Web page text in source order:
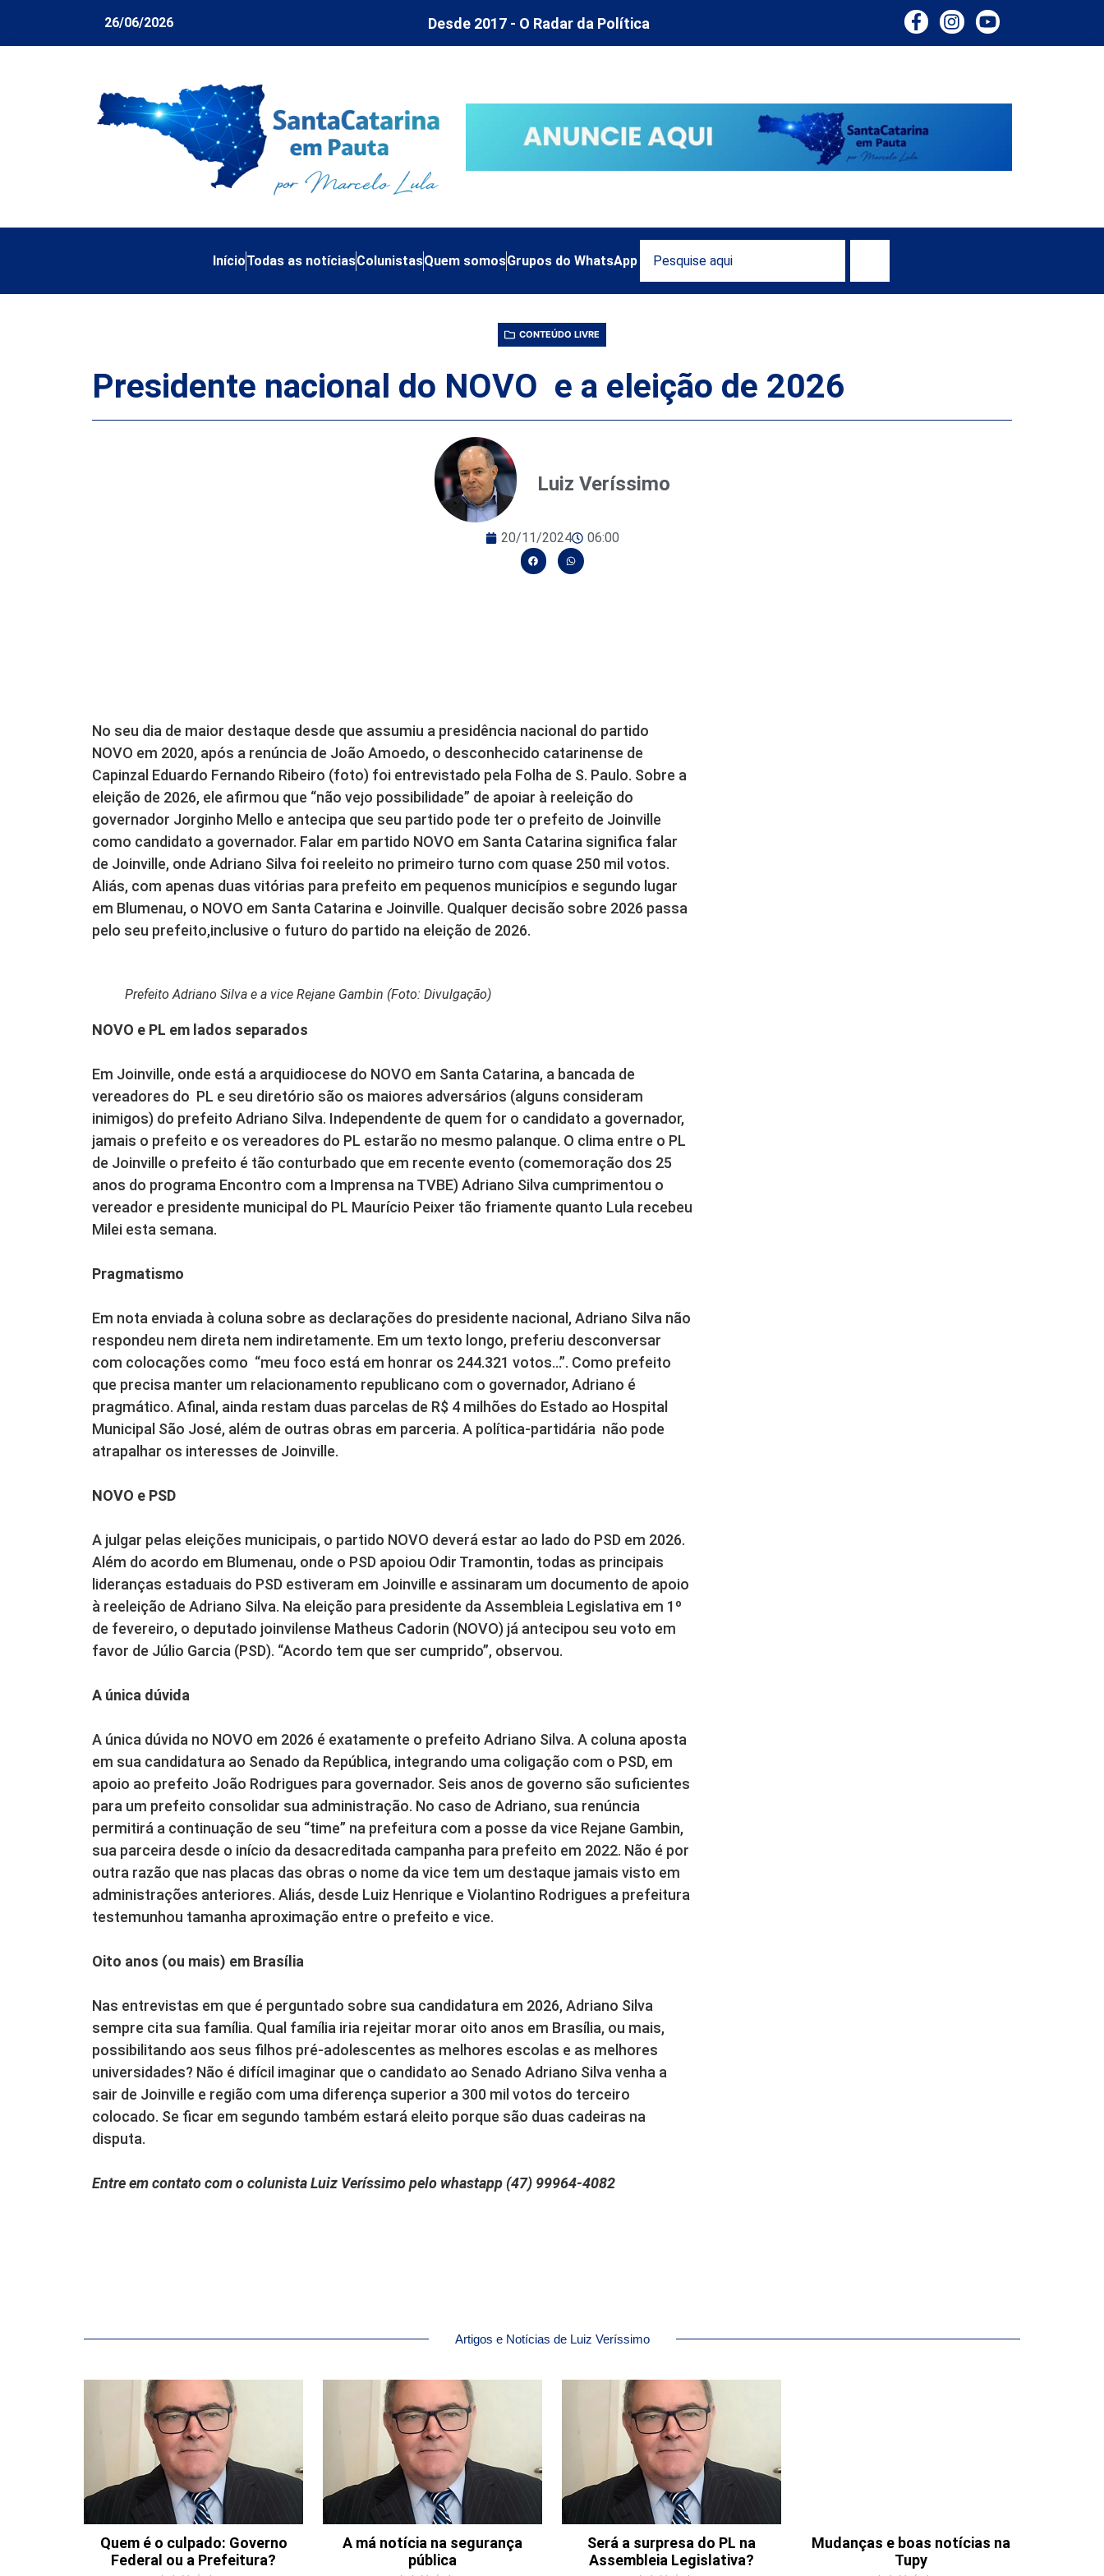
26/06/2026 Desde 2017 - O Radar da Política
InícioTodas as notíciasColunistasQuem somosGrupos do WhatsApp
CONTEÚDO LIVRE
Presidente nacional do NOVO e a eleição de 2026
Luiz Veríssimo
20/11/2024 06:00
No seu dia de maior destaque desde que assumiu a presidência nacional do partido
NOVO em 2020, após a renúncia de João Amoedo, o desconhecido catarinense de
Capinzal Eduardo Fernando Ribeiro (foto) foi entrevistado pela Folha de S. Paulo. Sobre a
eleição de 2026, ele afirmou que “não vejo possibilidade” de apoiar à reeleição do
governador Jorginho Mello e antecipa que seu partido pode ter o prefeito de Joinville
como candidato a governador. Falar em partido NOVO em Santa Catarina significa falar
de Joinville, onde Adriano Silva foi reeleito no primeiro turno com quase 250 mil votos.
Aliás, com apenas duas vitórias para prefeito em pequenos municípios e segundo lugar
em Blumenau, o NOVO em Santa Catarina e Joinville. Qualquer decisão sobre 2026 passa
pelo seu prefeito,inclusive o futuro do partido na eleição de 2026.
Prefeito Adriano Silva e a vice Rejane Gambin (Foto: Divulgação)
NOVO e PL em lados separados
Em Joinville, onde está a arquidiocese do NOVO em Santa Catarina, a bancada de
vereadores do PL e seu diretório são os maiores adversários (alguns consideram
inimigos) do prefeito Adriano Silva. Independente de quem for o candidato a governador,
jamais o prefeito e os vereadores do PL estarão no mesmo palanque. O clima entre o PL
de Joinville o prefeito é tão conturbado que em recente evento (comemoração dos 25
anos do programa Encontro com a Imprensa na TVBE) Adriano Silva cumprimentou o
vereador e presidente municipal do PL Maurício Peixer tão friamente quanto Lula recebeu
Milei esta semana.
Pragmatismo
Em nota enviada à coluna sobre as declarações do presidente nacional, Adriano Silva não
respondeu nem direta nem indiretamente. Em um texto longo, preferiu desconversar
com colocações como “meu foco está em honrar os 244.321 votos…”. Como prefeito
que precisa manter um relacionamento republicano com o governador, Adriano é
pragmático. Afinal, ainda restam duas parcelas de R$ 4 milhões do Estado ao Hospital
Municipal São José, além de outras obras em parceria. A política-partidária não pode
atrapalhar os interesses de Joinville.
NOVO e PSD
A julgar pelas eleições municipais, o partido NOVO deverá estar ao lado do PSD em 2026.
Além do acordo em Blumenau, onde o PSD apoiou Odir Tramontin, todas as principais
lideranças estaduais do PSD estiveram em Joinville e assinaram um documento de apoio
à reeleição de Adriano Silva. Na eleição para presidente da Assembleia Legislativa em 1º
de fevereiro, o deputado joinvilense Matheus Cadorin (NOVO) já antecipou seu voto em
favor de Júlio Garcia (PSD). “Acordo tem que ser cumprido”, observou.
A única dúvida
A única dúvida no NOVO em 2026 é exatamente o prefeito Adriano Silva. A coluna aposta
em sua candidatura ao Senado da República, integrando uma coligação com o PSD, em
apoio ao prefeito João Rodrigues para governador. Seis anos de governo são suficientes
para um prefeito consolidar sua administração. No caso de Adriano, sua renúncia
permitirá a continuação de seu “time” na prefeitura com a posse da vice Rejane Gambin,
sua parceira desde o início da desacreditada campanha para prefeito em 2022. Não é por
outra razão que nas placas das obras o nome da vice tem um destaque jamais visto em
administrações anteriores. Aliás, desde Luiz Henrique e Violantino Rodrigues a prefeitura
testemunhou tamanha aproximação entre o prefeito e vice.
Oito anos (ou mais) em Brasília
Nas entrevistas em que é perguntado sobre sua candidatura em 2026, Adriano Silva
sempre cita sua família. Qual família iria rejeitar morar oito anos em Brasília, ou mais,
possibilitando aos seus filhos pré-adolescentes as melhores escolas e as melhores
universidades? Não é difícil imaginar que o candidato ao Senado Adriano Silva venha a
sair de Joinville e região com uma diferença superior a 300 mil votos do terceiro
colocado. Se ficar em segundo também estará eleito porque são duas cadeiras na
disputa.
Entre em contato com o colunista Luiz Veríssimo pelo whastapp (47) 99964‑4082‬
Artigos e Notícias de Luiz Veríssimo
Quem é o culpado: Governo
Federal ou a Prefeitura?
A má notícia na segurança
pública
Será a surpresa do PL na
Assembleia Legislativa?
Mudanças e boas notícias na
Tupy